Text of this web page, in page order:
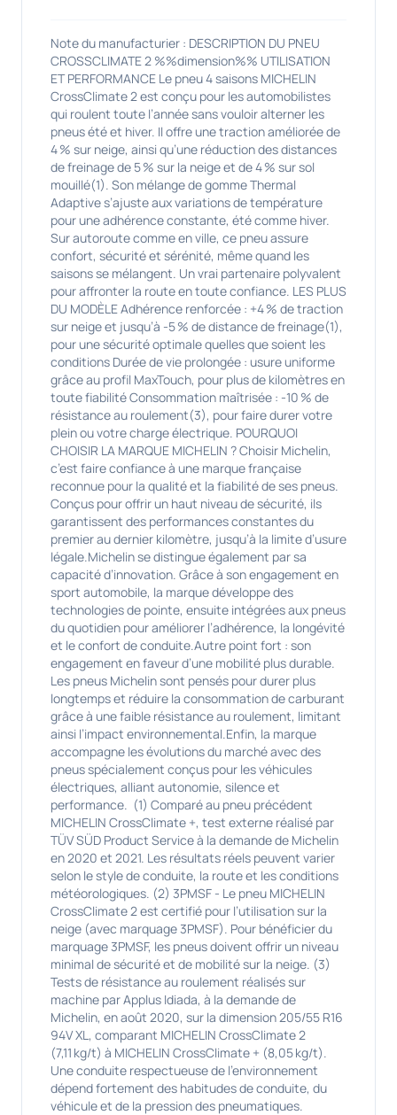
Note du manufacturier : DESCRIPTION DU PNEU
CROSSCLIMATE 2 %%dimension%% UTILISATION
ET PERFORMANCE Le pneu 4 saisons MICHELIN
CrossClimate 2 est conçu pour les automobilistes
qui roulent toute l’année sans vouloir alterner les
pneus été et hiver. Il offre une traction améliorée de
4 % sur neige, ainsi qu’une réduction des distances
de freinage de 5 % sur la neige et de 4 % sur sol
mouillé(1). Son mélange de gomme Thermal
Adaptive s’ajuste aux variations de température
pour une adhérence constante, été comme hiver.
Sur autoroute comme en ville, ce pneu assure
confort, sécurité et sérénité, même quand les
saisons se mélangent. Un vrai partenaire polyvalent
pour affronter la route en toute confiance. LES PLUS
DU MODÈLE Adhérence renforcée : +4 % de traction
sur neige et jusqu’à -5 % de distance de freinage(1),
pour une sécurité optimale quelles que soient les
conditions Durée de vie prolongée : usure uniforme
grâce au profil MaxTouch, pour plus de kilomètres en
toute fiabilité Consommation maîtrisée : -10 % de
résistance au roulement(3), pour faire durer votre
plein ou votre charge électrique. POURQUOI
CHOISIR LA MARQUE MICHELIN ? Choisir Michelin,
c’est faire confiance à une marque française
reconnue pour la qualité et la fiabilité de ses pneus.
Conçus pour offrir un haut niveau de sécurité, ils
garantissent des performances constantes du
premier au dernier kilomètre, jusqu’à la limite d’usure
légale.Michelin se distingue également par sa
capacité d’innovation. Grâce à son engagement en
sport automobile, la marque développe des
technologies de pointe, ensuite intégrées aux pneus
du quotidien pour améliorer l’adhérence, la longévité
et le confort de conduite.Autre point fort : son
engagement en faveur d’une mobilité plus durable.
Les pneus Michelin sont pensés pour durer plus
longtemps et réduire la consommation de carburant
grâce à une faible résistance au roulement, limitant
ainsi l’impact environnemental.Enfin, la marque
accompagne les évolutions du marché avec des
pneus spécialement conçus pour les véhicules
électriques, alliant autonomie, silence et
performance. (1) Comparé au pneu précédent
MICHELIN CrossClimate +, test externe réalisé par
TÜV SÜD Product Service à la demande de Michelin
en 2020 et 2021. Les résultats réels peuvent varier
selon le style de conduite, la route et les conditions
météorologiques. (2) 3PMSF - Le pneu MICHELIN
CrossClimate 2 est certifié pour l’utilisation sur la
neige (avec marquage 3PMSF). Pour bénéficier du
marquage 3PMSF, les pneus doivent offrir un niveau
minimal de sécurité et de mobilité sur la neige. (3)
Tests de résistance au roulement réalisés sur
machine par Applus Idiada, à la demande de
Michelin, en août 2020, sur la dimension 205/55 R16
94V XL, comparant MICHELIN CrossClimate 2
(7,11 kg/t) à MICHELIN CrossClimate + (8,05 kg/t).
Une conduite respectueuse de l'environnement
dépend fortement des habitudes de conduite, du
véhicule et de la pression des pneumatiques.